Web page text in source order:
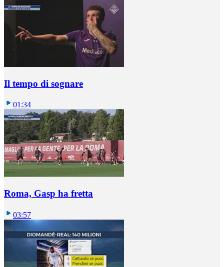
Il tempo di sognare
01:34
Roma, Gasp ha fretta
03:57